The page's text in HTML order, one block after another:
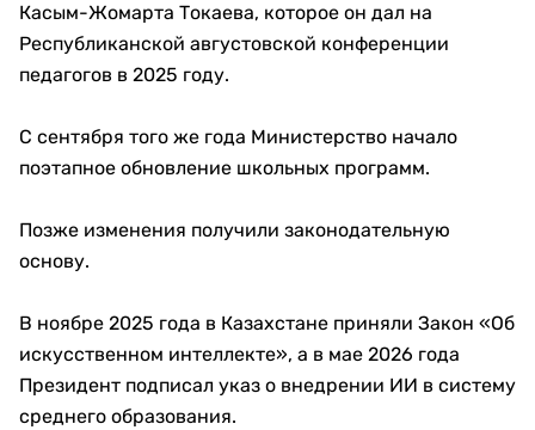
Касым-Жомарта Токаева, которое он дал на
Республиканской августовской конференции
педагогов в 2025 году.
С сентября того же года Министерство начало
поэтапное обновление школьных программ.
Позже изменения получили законодательную
основу.
В ноябре 2025 года в Казахстане приняли Закон «Об
искусственном интеллекте», а в мае 2026 года
Президент подписал указ о внедрении ИИ в систему
среднего образования.